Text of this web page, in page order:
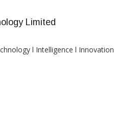
Limited
l Intelligence l Innovation